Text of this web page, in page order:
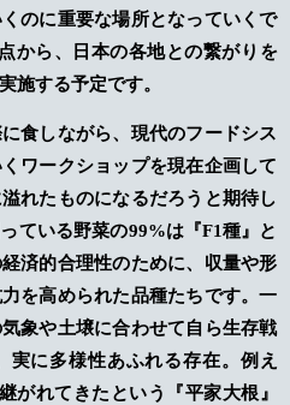
のに重要な場所となっていくで
から、日本の各地との繋がりを
施する予定です。
食しながら、現代のフードシス
ワークショップを現在企画して
れたものになるだろうと期待し
ている野菜の99%は『F1種』と
済的合理性のために、収量や形
を高められた品種たちです。一
象や土壌に合わせて自ら生存戦
実に多様性あふれる存在。例え
がれてきたという『平家大根』